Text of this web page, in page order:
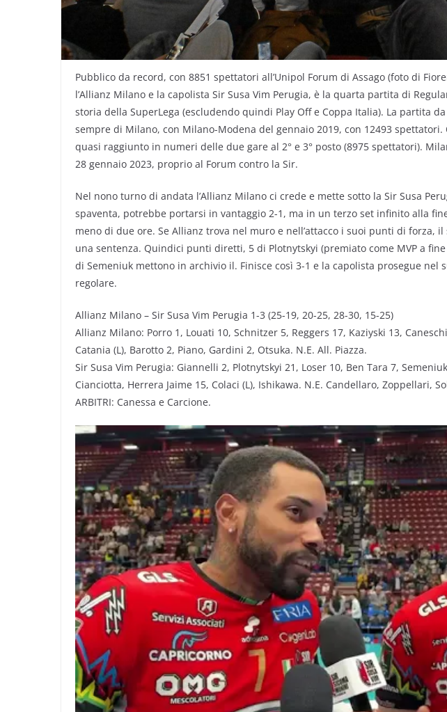
Pubblico da record, con 8851 spettatori all’Unipol Forum di Assago (foto di
l’Allianz Milano e la capolista Sir Susa Vim Perugia, è la quarta partita di
storia della SuperLega (escludendo quindi Play Off e Coppa Italia). La partita
sempre di Milano, con Milano-Modena del gennaio 2019, con 12493 spettatori.
quasi raggiunto in numeri delle due gare al 2° e 3° posto (8975 spettatori).
28 gennaio 2023, proprio al Forum contro la Sir.
Nel nono turno di andata l’Allianz Milano ci crede e mette sotto la Sir Susa
spaventa, potrebbe portarsi in vantaggio 2-1, ma in un terzo set infinito alla
meno di due ore. Se Allianz trova nel muro e nell’attacco i suoi punti di forza,
una sentenza. Quindici punti diretti, 5 di Plotnytskyi (premiato come MVP a
di Semeniuk mettono in archivio il. Finisce così 3-1 e la capolista prosegue nel
regolare.
Allianz Milano – Sir Susa Vim Perugia 1-3 (25-19, 20-25, 28-30, 15-25)
Allianz Milano: Porro 1, Louati 10, Schnitzer 5, Reggers 17, Kaziyski 13,
Catania (L), Barotto 2, Piano, Gardini 2, Otsuka. N.E. All. Piazza.
Sir Susa Vim Perugia: Giannelli 2, Plotnytskyi 21, Loser 10, Ben Tara 7,
Cianciotta, Herrera Jaime 15, Colaci (L), Ishikawa. N.E. Candellaro, Zoppellari,
ARBITRI: Canessa e Carcione.